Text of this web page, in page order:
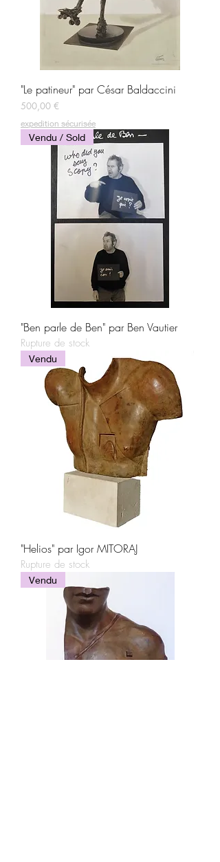
"Le patineur" par César Baldaccini
Prix
500,00 €
expedition sécurisée
Vendu / Sold
"Ben parle de Ben" par Ben Vautier
Rupture de stock
Vendu
"Helios" par Igor MITORAJ
Rupture de stock
Vendu